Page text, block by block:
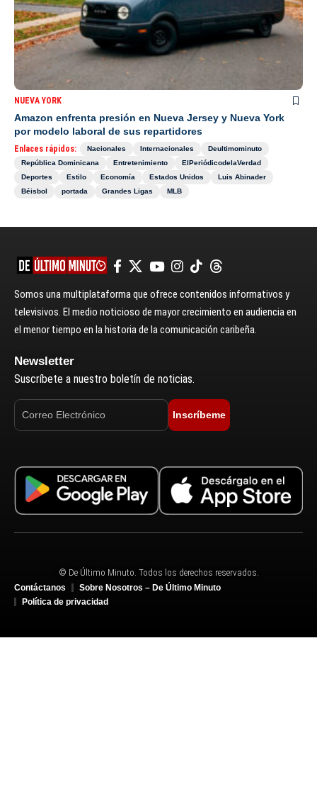
NUEVA YORK
Amazon enfrenta presión en Nueva Jersey y Nueva York
por modelo laboral de sus repartidores
Enlaces rápidos: Nacionales Internacionales
Deultimominuto
República Dominicana
Entretenimiento
ElPeriódicodelaVerdad
Deportes
Estilo Economía Estados Unidos
Luis Abinader
Béisbol
portada Grandes Ligas MLB
Somos una multiplataforma que ofrece contenidos informativos y
televisivos. El medio noticioso de mayor crecimiento en audiencia en
el menor tiempo en la historia de la comunicación caribeña.
Newsletter
Suscríbete a nuestro boletín de noticias.
Inscríbeme
© De Último Minuto. Todos los derechos reservados.
Contáctanos
Sobre Nosotros – De Último Minuto
Política de privacidad